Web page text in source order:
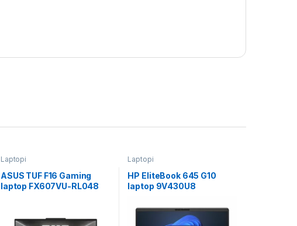
Laptopi
ASUS TUF F16 Gaming
laptop FX607VU-RL048
Laptopi
HP EliteBook 645 G10
laptop 9V430U8